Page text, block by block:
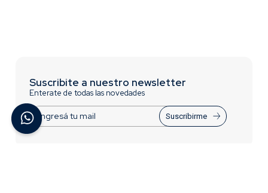
Suscribite a nuestro newsletter
Enterate de todas las novedades
Suscribirme